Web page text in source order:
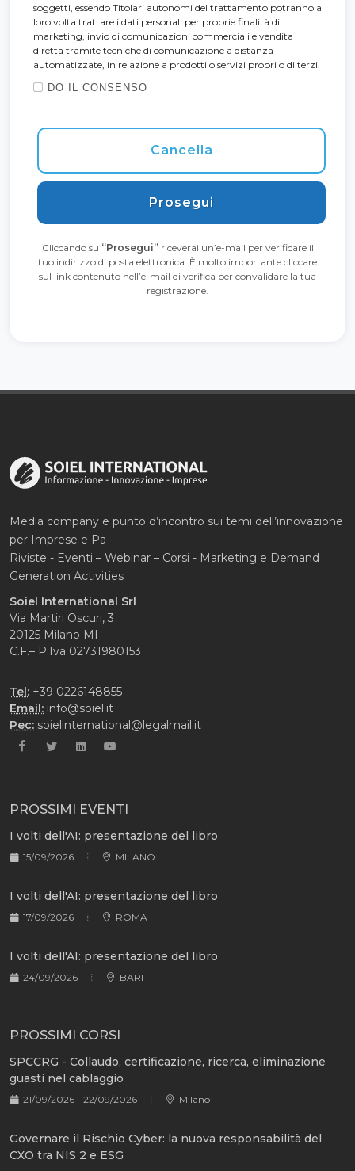
soggetti, essendo Titolari autonomi del trattamento potranno a
loro volta trattare i dati personali per proprie finalità di
marketing, invio di comunicazioni commerciali e vendita
diretta tramite tecniche di comunicazione a distanza
automatizzate, in relazione a prodotti o servizi propri o di terzi.
DO IL CONSENSO
Cancella
Prosegui
Cliccando su “Prosegui”riceverai un’e-mail per verificare il
tuo indirizzo di posta elettronica. È molto importante cliccare
sul link contenuto nell’e-mail di verifica per convalidare la tua
registrazione.
Media company e punto d’incontro sui temi dell’innovazione
per Imprese e Pa
Riviste - Eventi – Webinar – Corsi - Marketing e Demand
Generation Activities
Soiel International Srl
Via Martiri Oscuri, 3
20125 Milano MI
C.F.– P.Iva 02731980153
Tel: +39 0226148855
Email: info@soiel.it
Pec: soielinternational@legalmail.it
PROSSIMI EVENTI
I volti dell'AI: presentazione del libro
15/09/2026 MILANO
I volti dell'AI: presentazione del libro
17/09/2026 ROMA
I volti dell'AI: presentazione del libro
24/09/2026 BARI
PROSSIMI CORSI
SPCCRG - Collaudo, certificazione, ricerca, eliminazione
guasti nel cablaggio
21/09/2026 - 22/09/2026 Milano
Governare il Rischio Cyber: la nuova responsabilità del
CXO tra NIS 2 e ESG